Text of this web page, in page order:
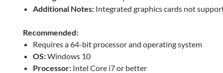
Additional Notes: Integrated graphics cards not
Recommended:
Requires a 64-bit processor and operating system
OS:Windows 10
Processor: Intel Core i7 or better